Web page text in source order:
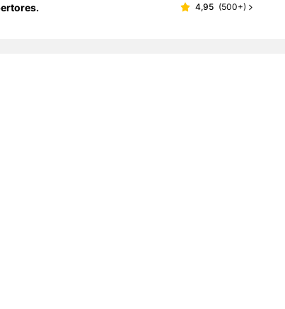
4,95 (500+)